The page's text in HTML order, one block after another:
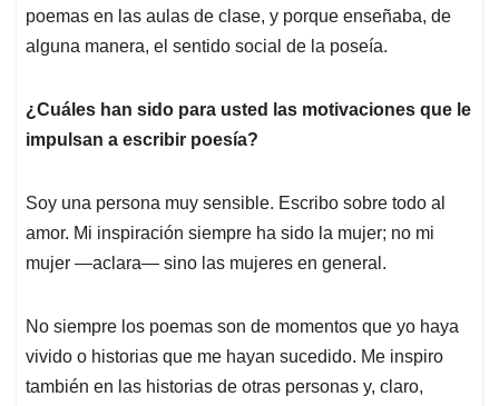
poemas en las aulas de clase, y porque enseñaba, de
alguna manera, el sentido social de la poseía.
¿Cuáles han sido para usted las motivaciones que le
impulsan a escribir poesía?
Soy una persona muy sensible. Escribo sobre todo al
amor. Mi inspiración siempre ha sido la mujer; no mi
mujer —aclara— sino las mujeres en general.
No siempre los poemas son de momentos que yo haya
vivido o historias que me hayan sucedido. Me inspiro
también en las historias de otras personas y, claro,